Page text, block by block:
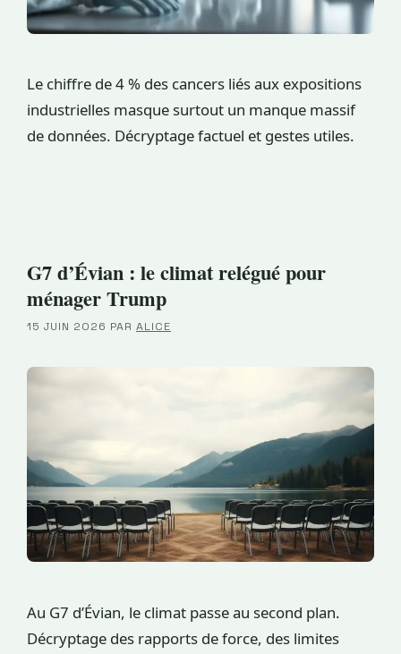
Le chiffre de 4 % des cancers liés aux expositions
industrielles masque surtout un manque massif
de données. Décryptage factuel et gestes utiles.
G7 d’Évian : le climat relégué pour
ménager Trump
15 JUIN 2026 PAR ALICE
Au G7 d’Évian, le climat passe au second plan.
Décryptage des rapports de force, des limites